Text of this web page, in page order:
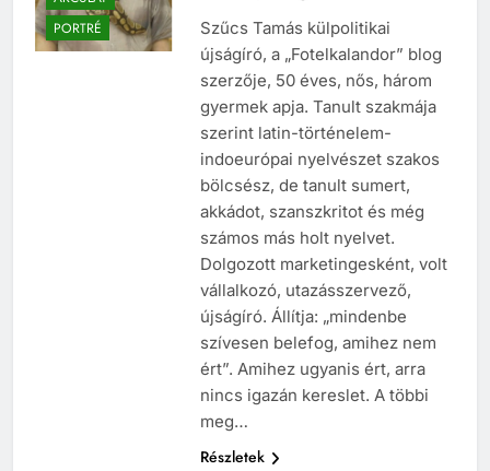
ARCULAT
PORTRÉ
Szűcs Tamás külpolitikai
újságíró, a „Fotelkalandor” blog
szerzője, 50 éves, nős, három
gyermek apja. Tanult szakmája
szerint latin-történelem-
indoeurópai nyelvészet szakos
bölcsész, de tanult sumert,
akkádot, szanszkritot és még
számos más holt nyelvet.
Dolgozott marketingesként, volt
vállalkozó, utazásszervező,
újságíró. Állítja: „mindenbe
szívesen belefog, amihez nem
ért”. Amihez ugyanis ért, arra
nincs igazán kereslet. A többi